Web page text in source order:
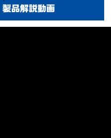
品解説動画